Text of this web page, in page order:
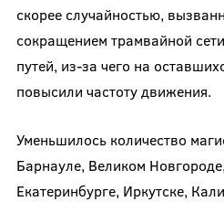
скорее случайностью,
сокращением трамвайной
путей, из-за чего на
повысили частоту движения.
Уменьшилось количество
Барнауле, Великом
Екатеринбурге, Иркутске,